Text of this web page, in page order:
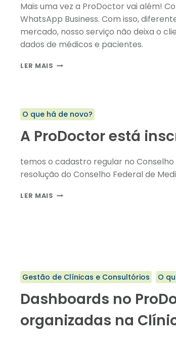
CONSULTORIA
Mais uma vez a ProDoctor vai além!
WhatsApp Business. Com isso,
mercado, nosso serviço não deixa o
dados de médicos e pacientes.
LER MAIS CONFIRMAÇÃO
ATÉ
DE
RESPOSTA
PARA
FALTAS
O que há de novo?
A ProDoctor está
temos o cadastro regular no
resolução do Conselho Federal de
LER MAIS A
Gestão de Clínicas e Consultórios O
Dashboards no
organizadas na